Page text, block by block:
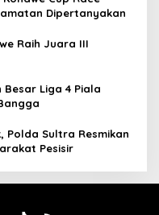
Dipertanyakan
Raih Juara III
Besar Liga 4 Piala
Polda Sultra Resmikan
Pesisir